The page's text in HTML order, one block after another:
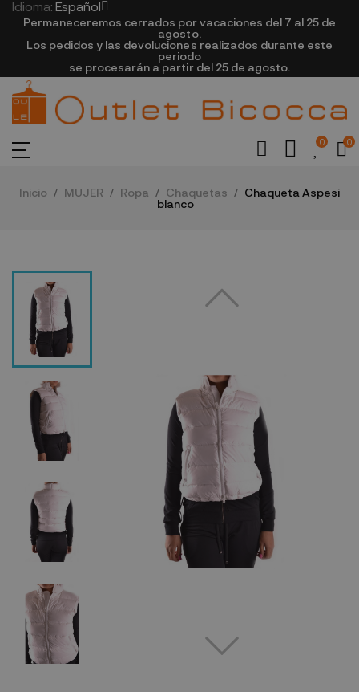
Idioma: Español
Permaneceremos cerrados por vacaciones del 7 al 25 de
agosto.
Los pedidos y las devoluciones realizados durante este
periodo
se procesarán a partir del 25 de agosto.
0 0
Inicio MUJER Ropa Chaquetas
Chaqueta Aspesi
blanco